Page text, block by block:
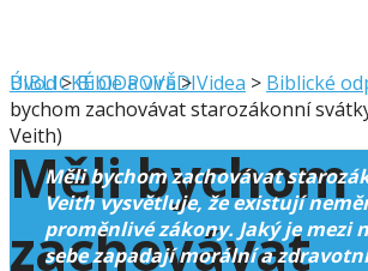
BIBLICKÉ ODPOVĚDI
Měli bychom
zachovávat
Úvod>Bible a víra>Videa > Biblické
bychom zachovávat starozákonní
Veith)
Měli bychom zachovávat
Veith vysvětluje, že existují
proměnlivé zákony. Jaký je mezi
sebe zapadají morální a